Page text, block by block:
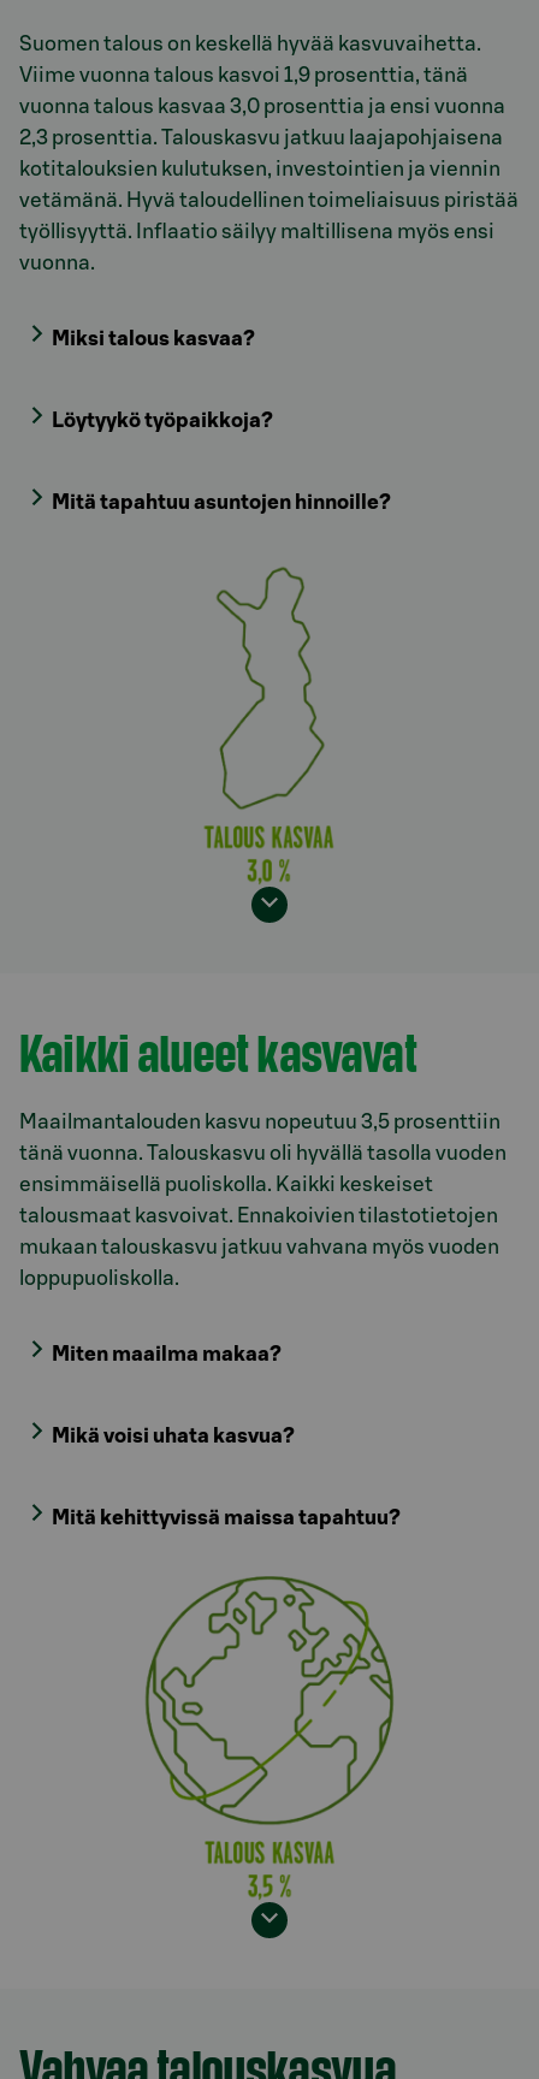
Suomen talous on keskellä hyvää kasvuvaihetta.
Viime vuonna talous kasvoi 1,9 prosenttia, tänä
vuonna talous kasvaa 3,0 prosenttia ja ensi vuonna
2,3 prosenttia. Talouskasvu jatkuu laajapohjaisena
kotitalouksien kulutuksen, investointien ja viennin
vetämänä. Hyvä taloudellinen toimeliaisuus piristää
työllisyyttä. Inflaatio säilyy maltillisena myös ensi
vuonna.
Miksi talous kasvaa?
Löytyykö työpaikkoja?
Mitä tapahtuu asuntojen hinnoille?
Kaikki alueet kasvavat
Maailmantalouden kasvu nopeutuu 3,5 prosenttiin
tänä vuonna. Talouskasvu oli hyvällä tasolla vuoden
ensimmäisellä puoliskolla. Kaikki keskeiset
talousmaat kasvoivat. Ennakoivien tilastotietojen
mukaan talouskasvu jatkuu vahvana myös vuoden
loppupuoliskolla.
Miten maailma makaa?
Mikä voisi uhata kasvua?
Mitä kehittyvissä maissa tapahtuu?